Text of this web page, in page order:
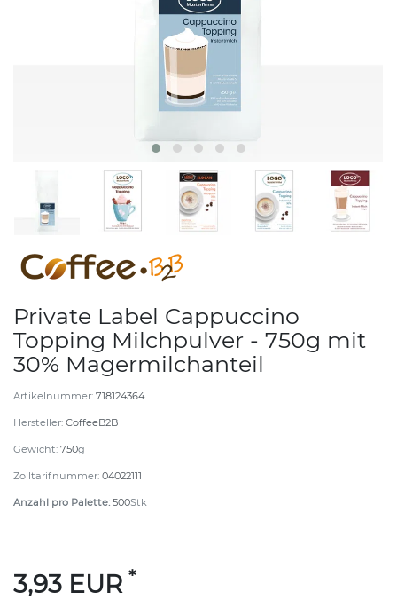
Private Label Cappuccino
Topping Milchpulver - 750g mit
30% Magermilchanteil
Artikelnummer: 718124364
Hersteller: CoffeeB2B
Gewicht: 750g
Zolltarifnummer: 04022111
Anzahl pro Palette: 500Stk
3,93 EUR *